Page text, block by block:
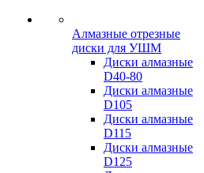
Алмазные отрезные
диски для УШМ
Диски алмазные
D40-80
Диски алмазные
D105
Диски алмазные
D115
Диски алмазные
D125